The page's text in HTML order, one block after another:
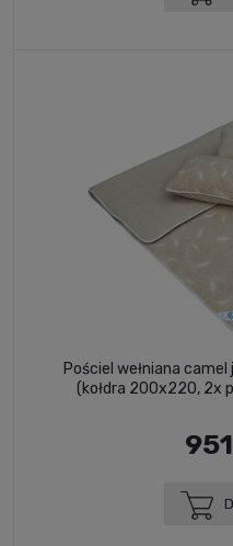
Pościel wełniana
(kołdra 200x220, 2x